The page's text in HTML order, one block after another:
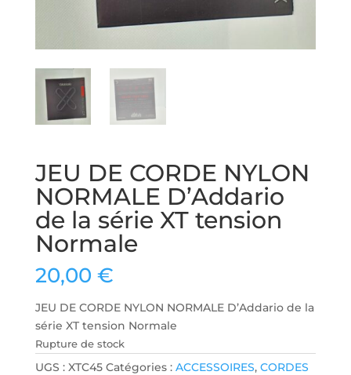
JEU DE CORDE NYLON
NORMALE D’Addario
de la série XT tension
Normale
20,00 €
JEU DE CORDE NYLON NORMALE D’Addario de la
série XT tension Normale
Rupture de stock
UGS : XTC45 Catégories : ACCESSOIRES, CORDES